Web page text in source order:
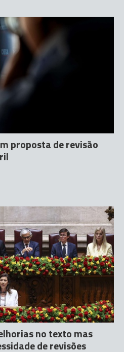
proposta de revisão
no texto mas
de revisões